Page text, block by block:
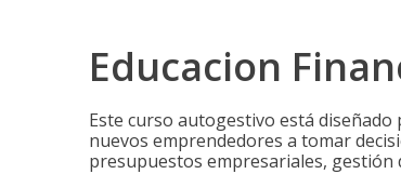
Educacion
Este curso autogestivo está
nuevos emprendedores a tomar
presupuestos empresariales, gestión